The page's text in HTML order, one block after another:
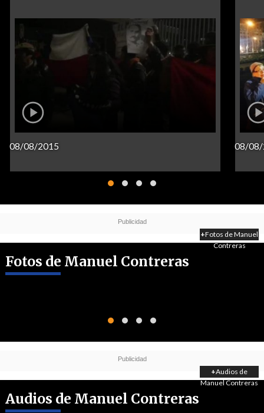
08/08/2015 08/
Fotos de Manuel Contreras
+Fotos de Manuel
Contreras
Audios de Manuel Contreras
+Audios de
Manuel Contreras